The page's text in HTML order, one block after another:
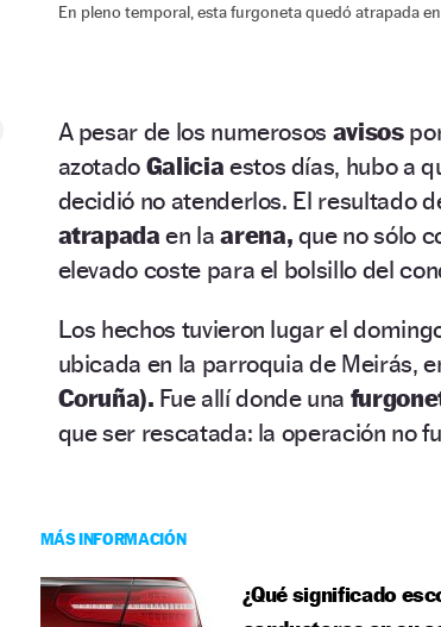
En pleno temporal, esta furgoneta quedó atrapada en
A pesar de los numerosos avisos
azotado Galicia estos días, hubo a
decidió no atenderlos. El resultado
atrapada en laarena, que no sólo
elevado coste para el bolsillo del
Los hechos tuvieron lugar el
ubicada en la parroquia de Meirás,
Coruña). Fue allí donde una
que ser rescatada: la operación no
MÁS INFORMACIÓN
¿Qué significado